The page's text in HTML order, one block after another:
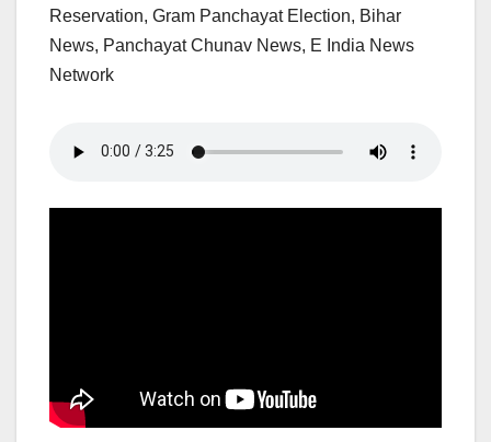
Reservation, Gram Panchayat Election, Bihar
News, Panchayat Chunav News, E India News
Network